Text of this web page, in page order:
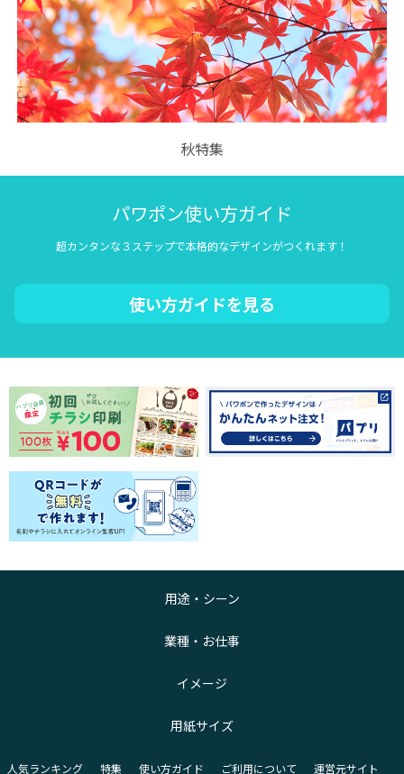
秋特集
パワポン使い方ガイド
超カンタンな３ステップで本格的なデザインがつくれます！
使い方ガイドを見る
用途・シーン
業種・お仕事
イメージ
用紙サイズ
人気ランキング 特集 使い方ガイド ご利用について 運営元サイト